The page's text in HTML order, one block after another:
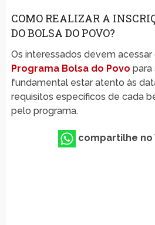
COMO REALIZAR A
DO BOLSA DO POVO?
Os interessados devem
Programa Bolsa do Povo para
fundamental estar atento às
requisitos específicos de cada
pelo programa.
compartilhe no